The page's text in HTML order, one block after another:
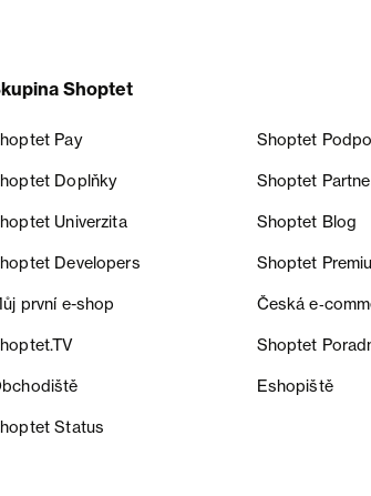
Shoptet
Pay Shoptet
Doplňky Shoptet
Univerzita Shoptet Blog
Developers Shoptet
první e-shop Česká
Shoptet
Eshopiště
Status